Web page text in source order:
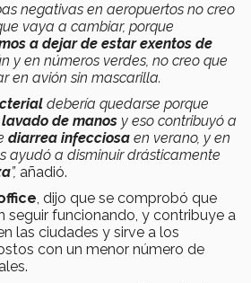
negativas en aeropuertos no creo
vaya a cambiar, porque
a dejar de estar exentos de
y en números verdes, no creo que
en avión sin mascarilla.
debería quedarse porque
de manos y eso contribuyó a
diarrea infecciosa en verano, y en
ayudó a disminuir drásticamente
”, añadió.
, dijo que se comprobó que
seguir funcionando, y contribuye a
las ciudades y sirve a los
con un menor número de